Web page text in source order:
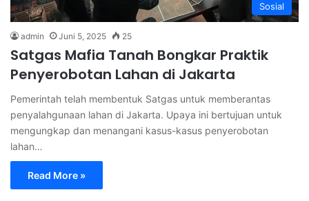
Sosial
admin Juni 5, 2025 25
Satgas Mafia Tanah Bongkar Praktik
Penyerobotan Lahan di Jakarta
Pemerintah telah membentuk Satgas untuk memberantas
penyalahgunaan lahan di Jakarta. Upaya ini bertujuan untuk
mengungkap dan menangani kasus-kasus penyerobotan
lahan…
Read More »